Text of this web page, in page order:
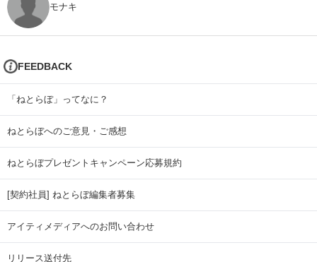
モナキ
FEEDBACK
「ねとらぼ」ってなに？
ねとらぼへのご意見・ご感想
ねとらぼプレゼントキャンペーン応募規約
[契約社員] ねとらぼ編集者募集
アイティメディアへのお問い合わせ
リリース送付先